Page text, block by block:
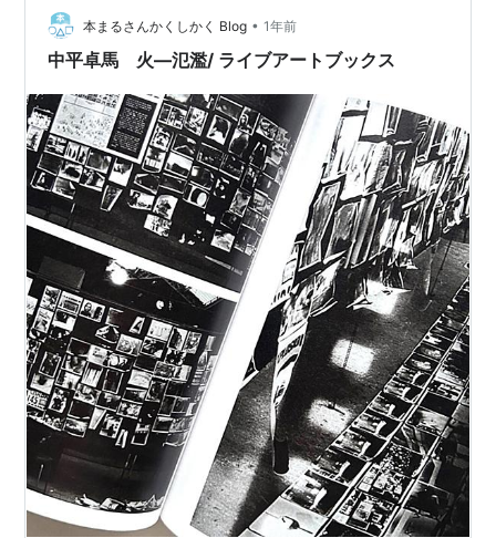
のです が、一時的でもスコアを落としたくない、あるい
は高齢で…
本まるさんかくしかく Blog • 1年前
中平卓馬 火―氾濫/ ライブアートブックス